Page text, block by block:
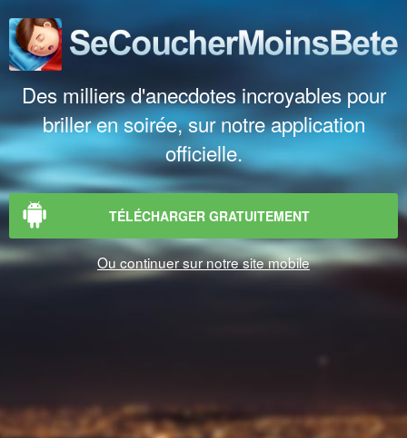
Des milliers d'anecdotes incroyables pour
briller en soirée, sur notre application
officielle.
TÉLÉCHARGER GRATUITEMENT
Ou continuer sur notre site mobile